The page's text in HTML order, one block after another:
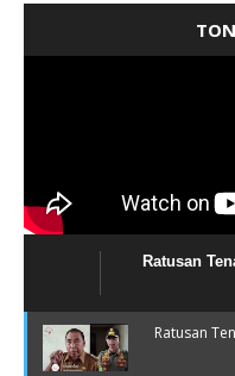
Ratusan
Ratusan